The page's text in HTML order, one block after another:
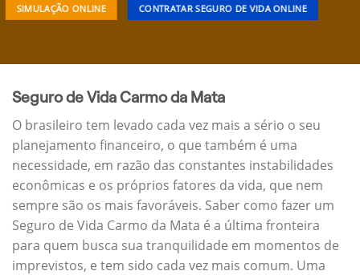
SIMULAÇÃO ONLINE CONTRATAR SEGURO DE VIDA ONLINE
Seguro de Vida Carmo da Mata
O brasileiro tem levado cada vez mais a sério o seu
planejamento financeiro, o que também é uma
necessidade, em razão das constantes instabilidades
econômicas e os próprios fatores da vida, que nem
sempre são os mais favoráveis. Saber como fazer um
Seguro de Vida Carmo da Mata é a última fronteira
para quem busca sua tranquilidade em momentos de
imprevistos, e tem sido cada vez mais comum. Uma